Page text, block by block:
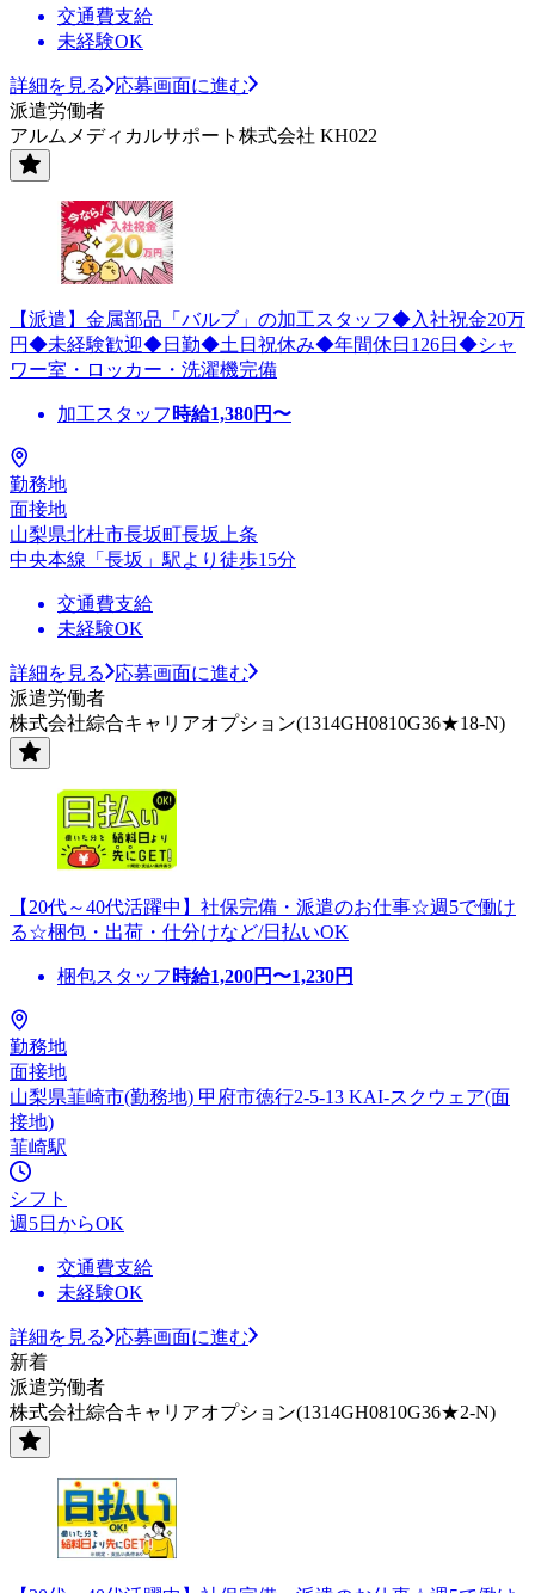
交通費支給
未経験OK
詳細を見る
応募画面に進む
派遣労働者
アルムメディカルサポート株式会社 KH022
【派遣】金属部品「バルブ」の加工スタッフ◆入社祝金20万
円◆未経験歓迎◆日勤◆土日祝休み◆年間休日126日◆シャ
ワー室・ロッカー・洗濯機完備
加工スタッフ 時給1,380円〜
勤務地
面接地
山梨県北杜市長坂町長坂上条
中央本線「長坂」駅より徒歩15分
交通費支給
未経験OK
詳細を見る
応募画面に進む
派遣労働者
株式会社綜合キャリアオプション(1314GH0810G36★18-N)
【20代～40代活躍中】社保完備・派遣のお仕事☆週5で働け
る☆梱包・出荷・仕分けなど/日払いOK
梱包スタッフ 時給1,200円〜1,230円
勤務地
面接地
山梨県韮崎市(勤務地) 甲府市徳行2-5-13 KAI-スクウェア(面
接地)
韮崎駅
シフト
週5日からOK
交通費支給
未経験OK
詳細を見る
応募画面に進む
新着
派遣労働者
株式会社綜合キャリアオプション(1314GH0810G36★2-N)